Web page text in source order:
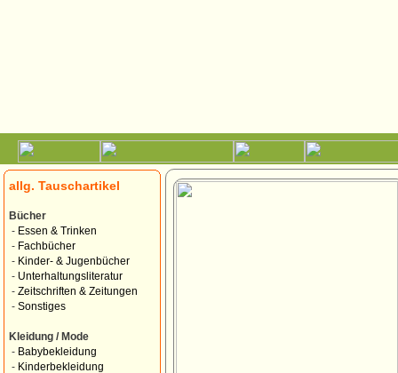
allg. Tauschartikel
Bücher
- Essen & Trinken
- Fachbücher
- Kinder- & Jugenbücher
- Unterhaltungsliteratur
- Zeitschriften & Zeitungen
- Sonstiges
Kleidung / Mode
- Babybekleidung
- Kinderbekleidung